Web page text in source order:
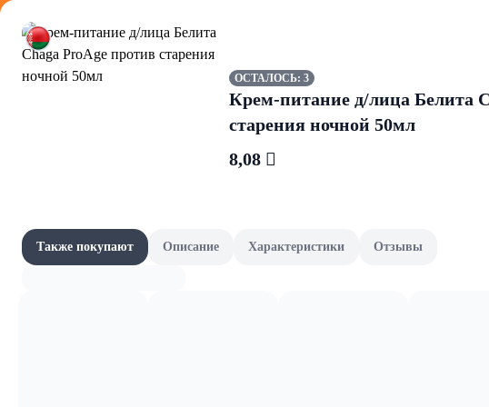
Оформляйте заказ
Наши бренды
ОСТАЛОСЬ: 3
Крем-питание д/лица Белита
старения ночной 50мл
8,08 
Также покупают Описание Характеристики Отзывы